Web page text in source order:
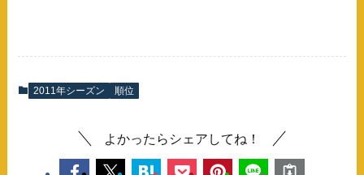
2011年シーズン 順位
よかったらシェアしてね！